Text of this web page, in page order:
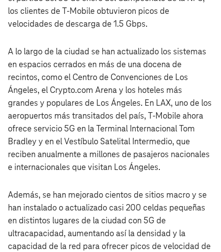
los clientes de T‑Mobile obtuvieron picos de
velocidades de descarga de 1.5 Gbps.
A lo largo de la ciudad se han actualizado los sistemas
en espacios cerrados en más de una docena de
recintos, como el Centro de Convenciones de Los
Ángeles, el Crypto.com Arena y los hoteles más
grandes y populares de Los Ángeles. En LAX, uno de los
aeropuertos más transitados del país, T‑Mobile ahora
ofrece servicio 5G en la Terminal Internacional Tom
Bradley y en el Vestíbulo Satelital Intermedio, que
reciben anualmente a millones de pasajeros nacionales
e internacionales que visitan Los Ángeles.
Además, se han mejorado cientos de sitios macro y se
han instalado o actualizado casi 200 celdas pequeñas
en distintos lugares de la ciudad con 5G de
ultracapacidad, aumentando así la densidad y la
capacidad de la red para ofrecer picos de velocidad de